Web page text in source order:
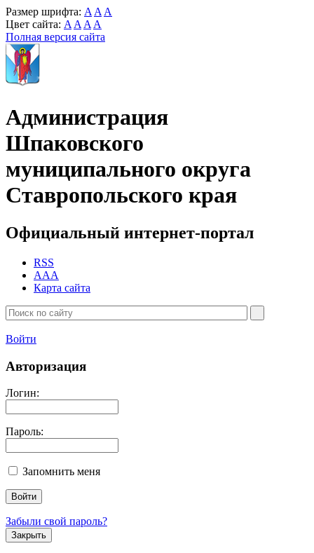
Размер шрифта: A A A
Цвет сайта: A A A A
Полная версия сайта
Администрация
Шпаковского
муниципального округа
Ставропольского края
Официальный интернет-портал
RSS
AAA
Карта сайта
Войти
Авторизация
Логин:
Пароль:
Запомнить меня
Забыли свой пароль?
Закрыть